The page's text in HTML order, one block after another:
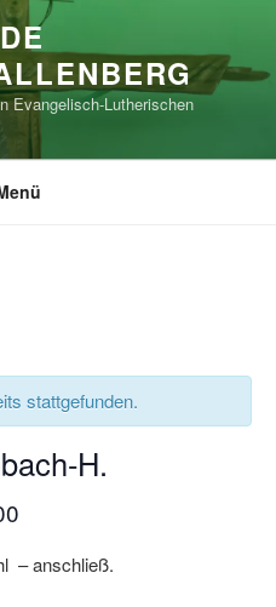
Evangelisch-Lutherischen
stattgefunden.
H.
– anschließ.